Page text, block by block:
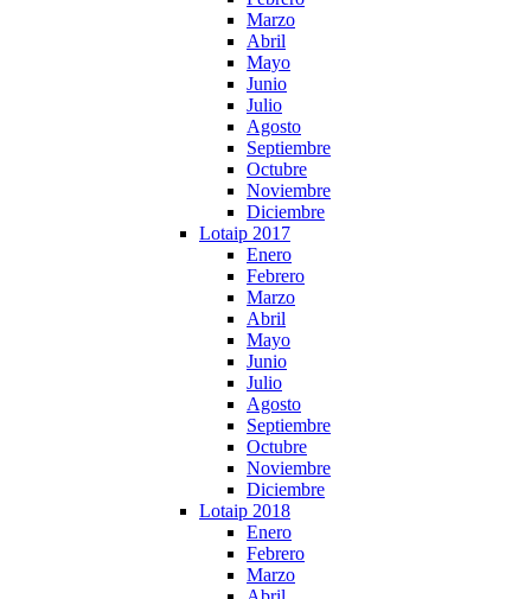
Marzo
Abril
Mayo
Junio
Julio
Agosto
Septiembre
Octubre
Noviembre
Diciembre
Lotaip 2017
Enero
Febrero
Marzo
Abril
Mayo
Junio
Julio
Agosto
Septiembre
Octubre
Noviembre
Diciembre
Lotaip 2018
Enero
Febrero
Marzo